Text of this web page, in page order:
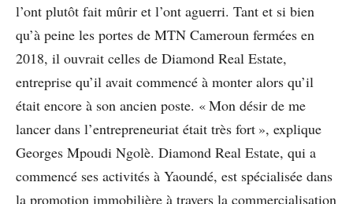
l’ont plutôt fait mûrir et l’ont aguerri. Tant et si bien
qu’à peine les portes de MTN Cameroun fermées en
2018, il ouvrait celles de Diamond Real Estate,
entreprise qu’il avait commencé à monter alors qu’il
était encore à son ancien poste. « Mon désir de me
lancer dans l’entrepreneuriat était très fort », explique
Georges Mpoudi Ngolè. Diamond Real Estate, qui a
commencé ses activités à Yaoundé, est spécialisée dans
la promotion immobilière à travers la commercialisation